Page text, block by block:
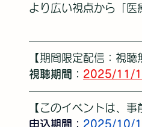
より広い視点から「医
【期間限定配信：視聴
視聴期間： 2025/11/
【このイベントは、事
申込期間： 2025/10/